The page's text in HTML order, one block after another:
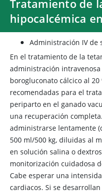
Tratamiento de
hipocalcémica
Administración IV de
En el tratamiento de la
administración intravenosa
borogluconato cálcico al 20
recomendadas para el
periparto en el ganado
una recuperación
administrarse lentamente
500 ml/500 kg, diluidas al
en solución salina o
monitorización cuidadosa
Cabe esperar una
cardiacos. Si se